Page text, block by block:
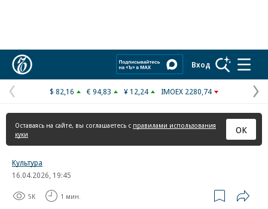
Вход
Предыдущая
страница
$ 82,16 € 94,83 ¥ 12,24 IMOEX 2280,74
Оставаясь на сайте, вы соглашаетесь с правилами использования
куки
ОК
Культура
16.04.2026, 19:45
5K 1 мин.